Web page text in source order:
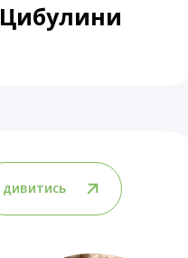
Цибулини
дивитись